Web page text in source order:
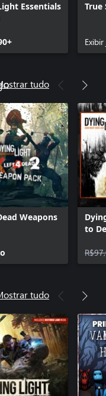
Essentials
True
tudo
Weapons
to
tudo